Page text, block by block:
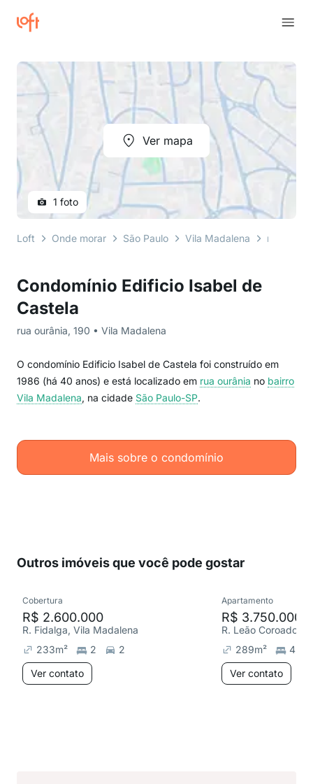
Condomínio Edificio Isabel de
Castela
rua ourânia, 190 • Vila Madalena
O condomínio Edificio Isabel de Castela foi construído em
1986 (há 40 anos) e está localizado em rua ourânia no bairro
Vila Madalena, na cidade São Paulo-SP.
Mais sobre o condomínio
Ver mapa
1 foto
Loft Onde morar São Paulo Vila Madalena rua
Outros imóveis que você pode gostar
Cobertura
R$ 2.600.000
R. Fidalga, Vila Madalena
233m² 2
2
Ver contato
Apartamento
R$ 3.750.000
R. Leão Coroado,
289m²
4
Ver contato